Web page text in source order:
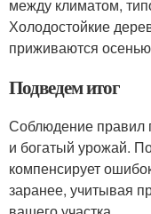
между климатом,
Холодостойкие
приживаются
Подведем итог
Соблюдение правил
и богатый урожай.
компенсирует
заранее, учитывая